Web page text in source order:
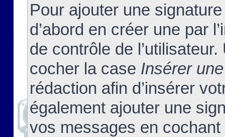
Pour ajouter une
d’abord en créer une par
de contrôle de
cocher la case Insérer
rédaction afin d’insérer
également ajouter une
vos messages en